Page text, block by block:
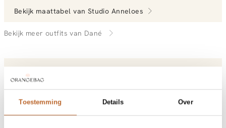
Toestemming Details Over
Bekijk maattabel van Studio Anneloes
Bekijk meer outfits van Dané
Vandaag besteld, dinsdag in huis
Gratis bezorging vanaf €99
30 dagen bedenktijd